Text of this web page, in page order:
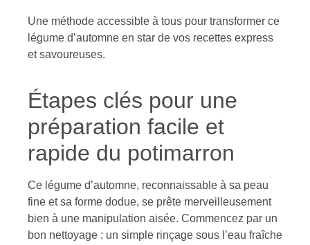
Une méthode accessible à tous pour transformer ce
légume d’automne en star de vos recettes express
et savoureuses.
Étapes clés pour une
préparation facile et
rapide du potimarron
Ce légume d’automne, reconnaissable à sa peau
fine et sa forme dodue, se prête merveilleusement
bien à une manipulation aisée. Commencez par un
bon nettoyage : un simple rinçage sous l’eau fraîche